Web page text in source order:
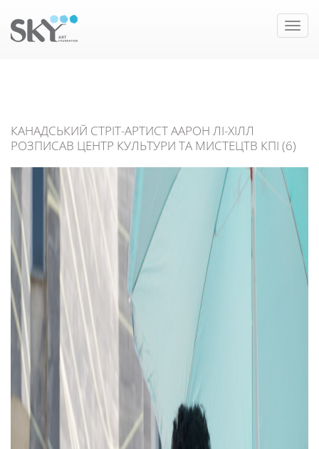
Toggle
КАНАДСЬКИЙ СТРІТ-АРТИСТ ААРОН ЛІ-ХІЛЛ
РОЗПИСАВ ЦЕНТР КУЛЬТУРИ ТА МИСТЕЦТВ КПІ (6)